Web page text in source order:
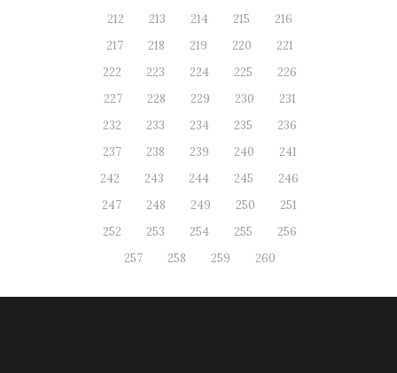
212
213 214 215
216
217
218 219 220
221
222
223 224 225
226
227
228 229 230
231
232
233 234 235
236
237
238 239 240
241
242
243 244 245
246
247
248 249 250
251
252
253 254 255
256
257
258 259 260